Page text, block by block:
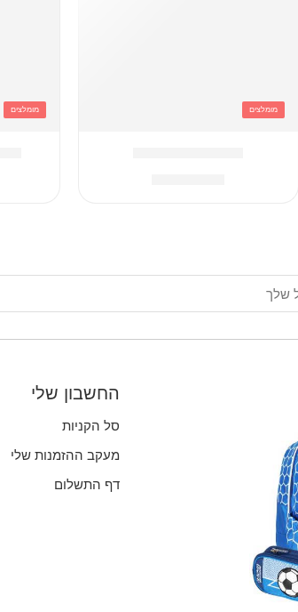
מומלצים מומלצים
החשבון שלי
סל הקניות
מעקב ההזמנות שלי
דף התשלום